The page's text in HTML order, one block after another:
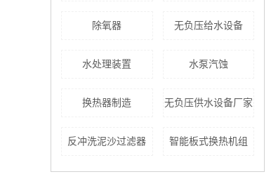
除氧器 无负压给水设备
水处理装置 水泵汽蚀
换热器制造 无负压供水设备厂家
反冲洗泥沙过滤器 智能板式换热机组